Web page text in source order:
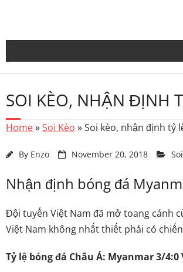
content
SOI KÈO, NHẬN ĐỊNH
Home»Soi Kèo »Soi kèo, nhận định tỷ
By Enzo November 20, 2018
Nhận định bóng đá
Đội tuyển Việt Nam đã mở toang cánh
Việt Nam không nhất thiết phải có
Tỷ lệ bóng đá Châu Á: Myanmar 3/4:0